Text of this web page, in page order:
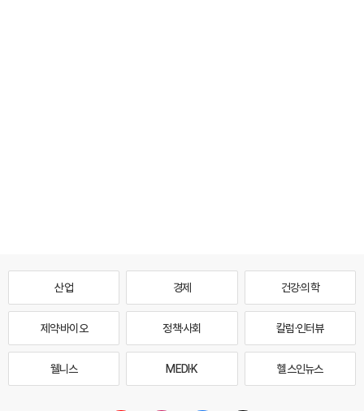
산업 경제 건강·의학
제약·바이오 정책·사회 칼럼·인터뷰
웰니스 MEDI·K 헬스인뉴스